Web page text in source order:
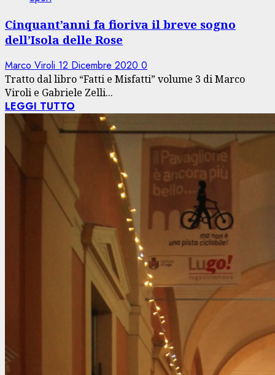
Cinquant’anni fa fioriva il breve sogno
dell’Isola delle Rose
Marco Viroli 12 Dicembre 2020 0
Tratto dal libro “Fatti e Misfatti” volume 3 di Marco
Viroli e Gabriele Zelli...
LEGGI TUTTO